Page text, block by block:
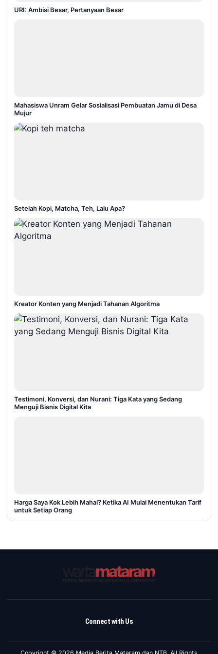
URI: Ambisi Besar, Pertanyaan Besar
Mahasiswa Unram Gelar Sosialisasi Pembuatan Jamu di Desa
Mujur
Setelah Kopi, Matcha, Teh, Lalu Apa?
Kreator Konten yang Menjadi Tahanan Algoritma
Testimoni, Konversi, dan Nurani: Tiga Kata yang Sedang
Menguji Bisnis Digital Kita
Harga Saya Kok Lebih Mahal? Ketika AI Mulai Menentukan Tarif
untuk Setiap Orang
Connect with Us